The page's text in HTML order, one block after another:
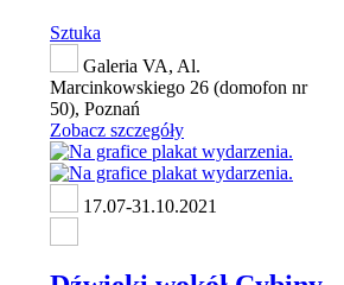
Sztuka
Galeria VA, Al.
Marcinkowskiego 26 (domofon nr
50), Poznań
Zobacz szczegóły
17.07-31.10.2021